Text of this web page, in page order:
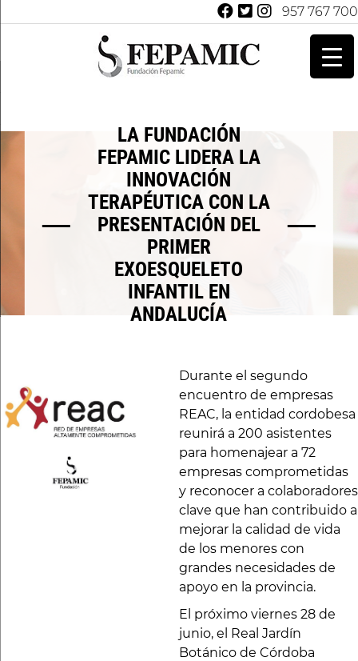
957 767 700
LA FUNDACIÓN
FEPAMIC LIDERA LA
INNOVACIÓN
TERAPÉUTICA CON LA
PRESENTACIÓN DEL
PRIMER
EXOESQUELETO
INFANTIL EN
ANDALUCÍA
Durante el segundo
encuentro de empresas
REAC, la entidad cordobesa
reunirá a 200 asistentes
para homenajear a 72
empresas comprometidas
y reconocer a colaboradores
clave que han contribuido a
mejorar la calidad de vida
de los menores con
grandes necesidades de
apoyo en la provincia.
El próximo viernes 28 de
junio, el Real Jardín
Botánico de Córdoba